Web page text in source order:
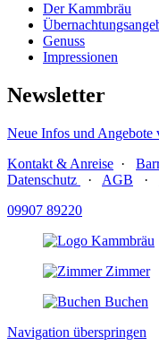
Der Kammbräu
Genuss
Impressionen
Newsletter
Neue Infos und
Kontakt & Anreise ·
Datenschutz
· AGB ·
09907 89220
Zimmer
Buchen
Navigation überspringen